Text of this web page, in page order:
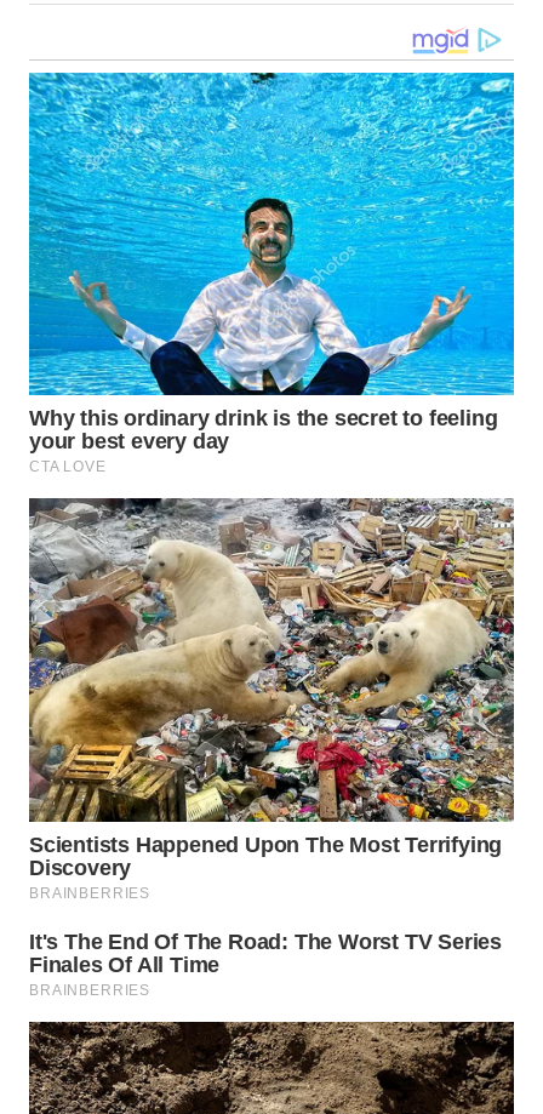
BALI
WN
KALBAR
WN
KALTENG
WN
KALTARA
WN
KALSEL
WN
KALTIM
WN
SULSEL
WN
GORONTALO
WN
SULUT
WN
MALUKU
WN
MALUT
WN
DAIRI